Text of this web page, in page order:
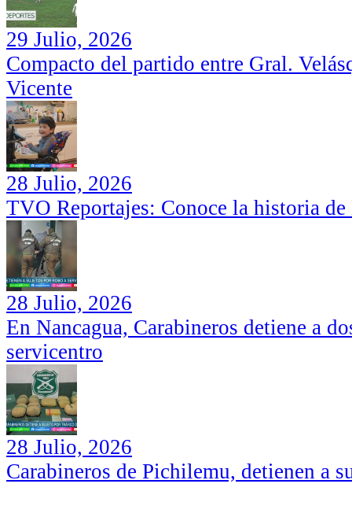
29 Julio, 2026
Compacto del partido entre Gral.
Vicente
28 Julio, 2026
TVO Reportajes: Conoce la historia
28 Julio, 2026
En Nancagua, Carabineros detiene a
servicentro
28 Julio, 2026
Carabineros de Pichilemu, detienen a